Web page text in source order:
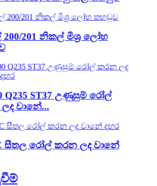
201 නිකල් මිශ්‍ර ලෝහ
Q235 ST37 උණුසුම් රෝල්
වානේ...
සීතල රෝල් කරන ලද වානේ